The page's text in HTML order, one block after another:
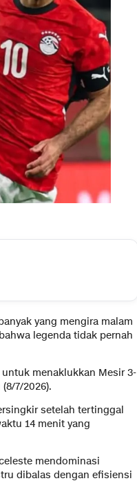
yang mengira malam
legenda tidak pernah
menaklukkan Mesir 3-
7/2026).
setelah tertinggal
14 menit yang
mendominasi
dibalas dengan efisiensi